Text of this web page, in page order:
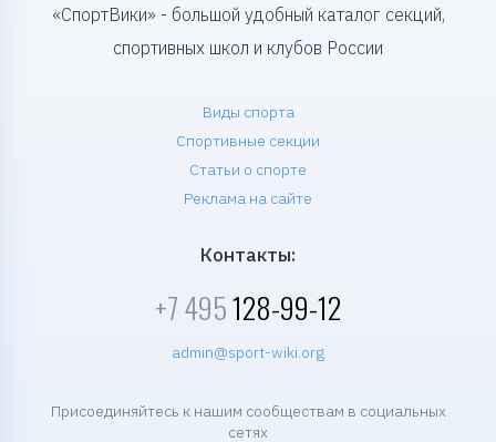
«СпортВики» - большой удобный каталог секций,
спортивных школ и клубов России
Виды спорта
Спортивные секции
Статьи о спорте
Реклама на сайте
Контакты:
+7 495128-99-12
admin@sport-wiki.org
Присоединяйтесь к нашим сообществам в социальных
сетях